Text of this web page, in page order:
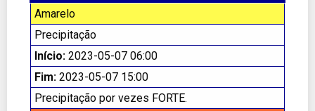
Amarelo
Precipitação
Início: 2023-05-07 06:00
Fim: 2023-05-07 15:00
Precipitação por vezes FORTE.